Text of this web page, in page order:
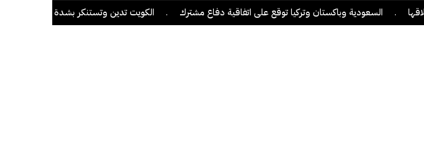
. السعودية وباكستان وتركيا توقع على اتفاقية دفاع مشترك . الكويت تدين وتستنكر بشدة اعتداءات